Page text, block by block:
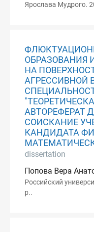
Ярослава Мудрого.
ОБРАЗОВАНИЯ
НА
АГРЕССИВНОЙ
АВТОРЕФЕРАТ
СОИСКАНИЕ
КАНДИДАТА
dissertation
Попова Вера
Российский
p..